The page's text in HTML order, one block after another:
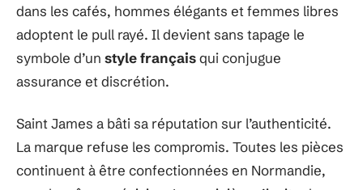
dans les cafés, hommes élégants et femmes libres
adoptent le pull rayé. Il devient sans tapage le
symbole d’un style françaisqui conjugue
assurance et discrétion.
Saint James a bâti sa réputation sur l’authenticité.
La marque refuse les compromis. Toutes les pièces
continuent à être confectionnées en Normandie,